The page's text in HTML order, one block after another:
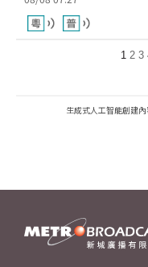
1 2 3
生成式人工智能創建